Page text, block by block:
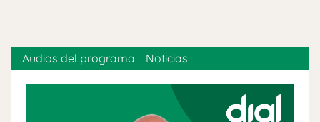
Audios del programa Noticias